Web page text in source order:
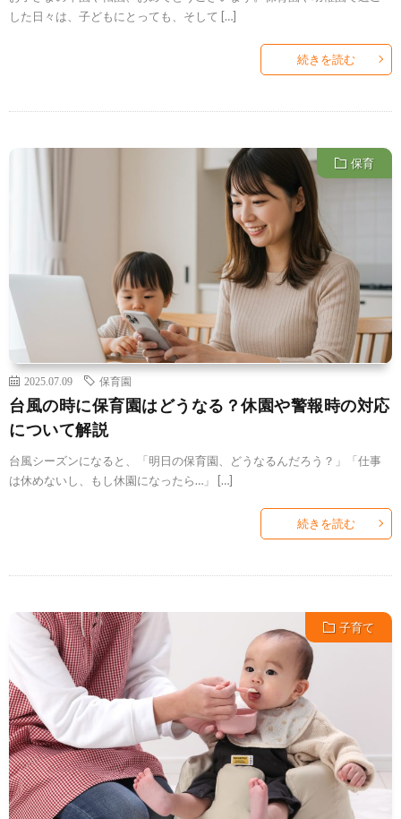
した日々は、子どもにとっても、そして […]
続きを読む
保育
2025.07.09 保育園
台風の時に保育園はどうなる？休園や警報時の対応
について解説
台風シーズンになると、「明日の保育園、どうなるんだろう？」「仕事
は休めないし、もし休園になったら…」 […]
続きを読む
子育て